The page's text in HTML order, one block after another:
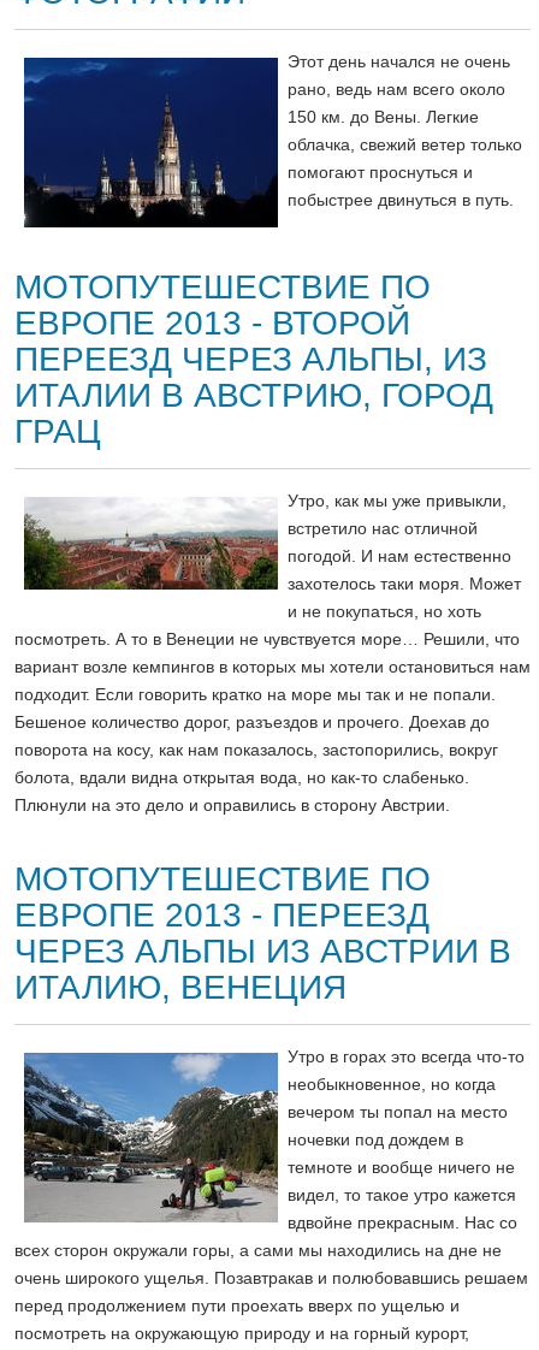
Этот день начался не очень
рано, ведь нам всего около
150 км. до Вены. Легкие
облачка, свежий ветер только
помогают проснуться и
побыстрее двинуться в путь.
МОТОПУТЕШЕСТВИЕ ПО
ЕВРОПЕ 2013 - ВТОРОЙ
ПЕРЕЕЗД ЧЕРЕЗ АЛЬПЫ, ИЗ
ИТАЛИИ В АВСТРИЮ, ГОРОД
ГРАЦ
Утро, как мы уже привыкли,
встретило нас отличной
погодой. И нам естественно
захотелось таки моря. Может
и не покупаться, но хоть
посмотреть. А то в Венеции не чувствуется море… Решили, что
вариант возле кемпингов в которых мы хотели остановиться нам
подходит. Если говорить кратко на море мы так и не попали.
Бешеное количество дорог, разъездов и прочего. Доехав до
поворота на косу, как нам показалось, застопорились, вокруг
болота, вдали видна открытая вода, но как-то слабенько.
Плюнули на это дело и оправились в сторону Австрии.
МОТОПУТЕШЕСТВИЕ ПО
ЕВРОПЕ 2013 - ПЕРЕЕЗД
ЧЕРЕЗ АЛЬПЫ ИЗ АВСТРИИ В
ИТАЛИЮ, ВЕНЕЦИЯ
Утро в горах это всегда что-то
необыкновенное, но когда
вечером ты попал на место
ночевки под дождем в
темноте и вообще ничего не
видел, то такое утро кажется
вдвойне прекрасным. Нас со
всех сторон окружали горы, а сами мы находились на дне не
очень широкого ущелья. Позавтракав и полюбовавшись решаем
перед продолжением пути проехать вверх по ущелью и
посмотреть на окружающую природу и на горный курорт,